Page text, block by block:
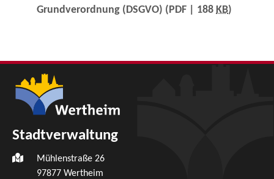
Grundverordnung (DSGVO) (PDF | 188 KB)
Stadtverwaltung
Mühlenstraße 26
97877 Wertheim